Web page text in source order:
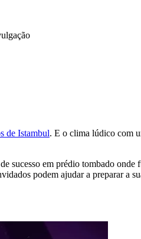
de Istambul. E o clima lúdico com
sucesso em prédio tombado
podem ajudar a preparar a